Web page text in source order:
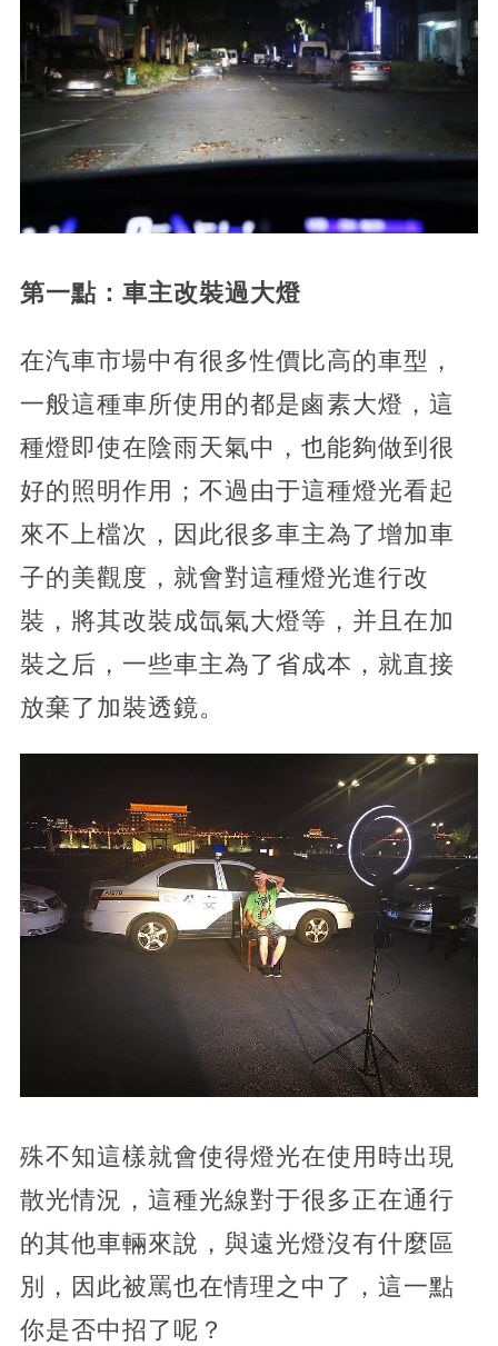
第一點：車主改裝過大燈
在汽車市場中有很多性價比高的車型，
一般這種車所使用的都是鹵素大燈，這
種燈即使在陰雨天氣中，也能夠做到很
好的照明作用；不過由于這種燈光看起
來不上檔次，因此很多車主為了增加車
子的美觀度，就會對這種燈光進行改
裝，將其改裝成氙氣大燈等，并且在加
裝之后，一些車主為了省成本，就直接
放棄了加裝透鏡。
殊不知這樣就會使得燈光在使用時出現
散光情況，這種光線對于很多正在通行
的其他車輛來說，與遠光燈沒有什麼區
別，因此被罵也在情理之中了，這一點
你是否中招了呢？